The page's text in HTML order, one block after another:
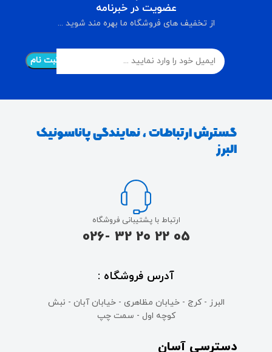
عضویت در خبرنامه
از تخفیف های فروشگاه ما بهره مند شوید ...
گسترش ارتباطات ، نمایندگی پاناسونیک
البرز
ارتباط با پشتیبانی فروشگاه
05 22 20 32 -026
آدرس فروشگاه :
البرز - کرج - خیابان مظاهری - خیابان آبان - نبش
کوچه اول - سمت چپ
دسترسی آسان